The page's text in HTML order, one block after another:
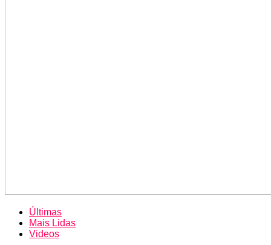
Últimas
Mais Lidas
Videos